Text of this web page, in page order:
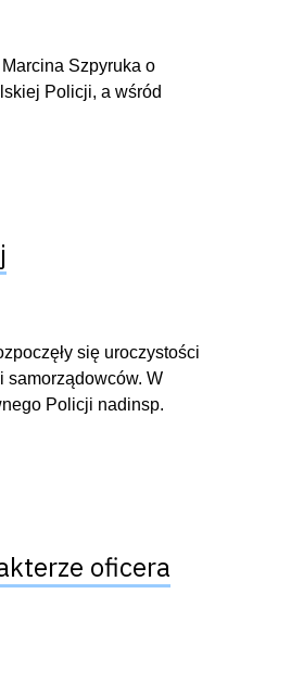
Szpyruka o
Policji, a wśród
się uroczystości
samorządowców. W
Policji nadinsp.
oficera